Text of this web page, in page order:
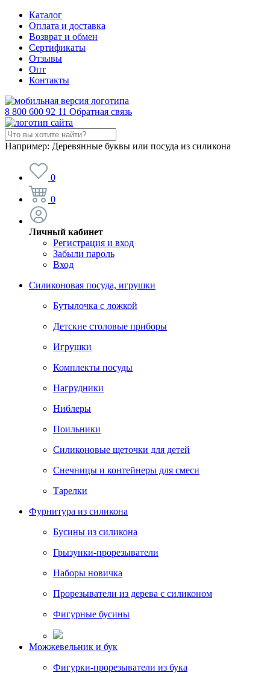
Каталог
Оплата и доставка
Возврат и обмен
Сертификаты
Отзывы
Опт
Контакты
8 800 600 92 11 Обратная связь
Например: Деревянные буквы или посуда из силикона
0
0
Личный кабинет
Регистрация и вход
Забыли пароль
Вход
Силиконовая посуда, игрушки
Бутылочка с ложкой
Детские столовые приборы
Игрушки
Комплекты посуды
Нагрудники
Ниблеры
Поильники
Силиконовые щеточки для детей
Снечницы и контейнеры для смеси
Тарелки
Фурнитура из силикона
Бусины из силикона
Грызунки-прорезыватели
Наборы новичка
Прорезыватели из дерева с силиконом
Фигурные бусины
Можжевельник и бук
Фигурки-прорезыватели из бука